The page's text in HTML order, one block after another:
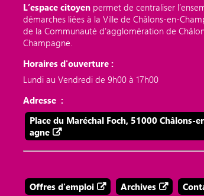
L’espace citoyen permet de centraliser
démarches liées à la Ville de Châlons-en-
de la Communauté d’agglomération de
Champagne.
Horaires d'ouverture :
Lundi au Vendredi de 9h00 à 17h00
Adresse :
Place du Maréchal Foch, 51000 Châlons-
agne
Offres d'emploi Archives